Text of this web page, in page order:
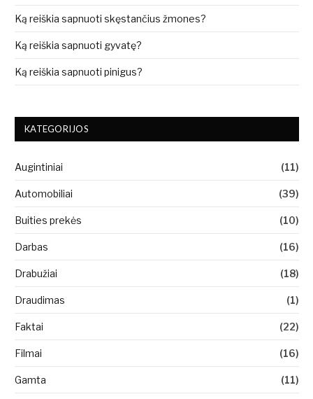
Ką reiškia sapnuoti skęstančius žmones?
Ką reiškia sapnuoti gyvatę?
Ką reiškia sapnuoti pinigus?
KATEGORIJOS
Augintiniai (11)
Automobiliai (39)
Buities prekės (10)
Darbas (16)
Drabužiai (18)
Draudimas (1)
Faktai (22)
Filmai (16)
Gamta (11)